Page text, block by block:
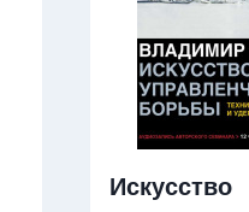
Искусство